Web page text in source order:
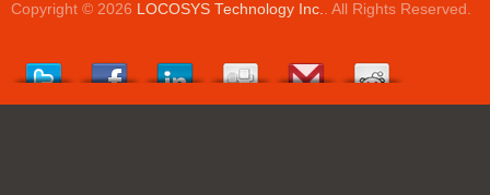
Copyright © 2026 LOCOSYS Technology Inc.. All Rights Reserved.